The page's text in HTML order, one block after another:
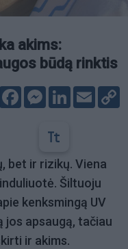
akims:
būdą rinktis
FacebookMessenger
LinkedIn
Email
bet ir rizikų. Viena
Šiltuoju
kenksmingą UV
jos apsaugą, tačiau
ir akims.